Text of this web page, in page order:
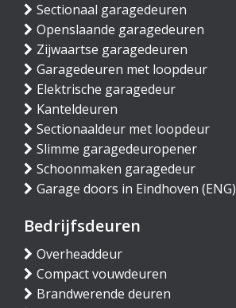
Sectionaal garagedeuren
Openslaande garagedeuren
Zijwaartse garagedeuren
Garagedeuren met loopdeur
Elektrische garagedeur
Kanteldeuren
Sectionaaldeur met loopdeur
Slimme garagedeuropener
Schoonmaken garagedeur
Garage doors in Eindhoven (ENG)
Bedrijfsdeuren
Overheaddeur
Compact vouwdeuren
Brandwerende deuren